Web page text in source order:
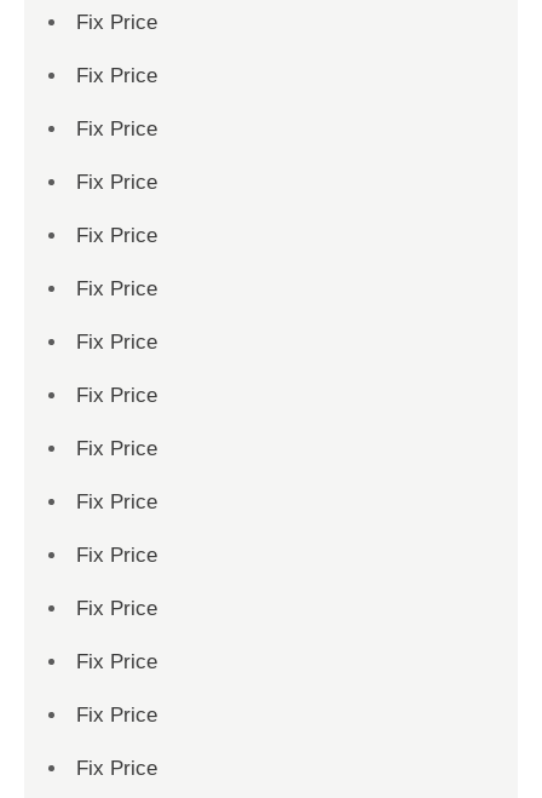
Fix Price
Fix Price
Fix Price
Fix Price
Fix Price
Fix Price
Fix Price
Fix Price
Fix Price
Fix Price
Fix Price
Fix Price
Fix Price
Fix Price
Fix Price